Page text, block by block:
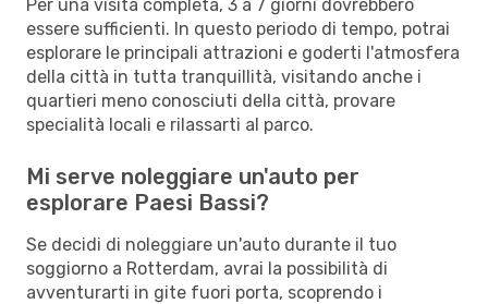
Per una visita completa, 3 a 7 giorni dovrebbero
essere sufficienti. In questo periodo di tempo, potrai
esplorare le principali attrazioni e goderti l'atmosfera
della città in tutta tranquillità, visitando anche i
quartieri meno conosciuti della città, provare
specialità locali e rilassarti al parco.
Mi serve noleggiare un'auto per
esplorare Paesi Bassi?
Se decidi di noleggiare un'auto durante il tuo
soggiorno a Rotterdam, avrai la possibilità di
avventurarti in gite fuori porta, scoprendo i